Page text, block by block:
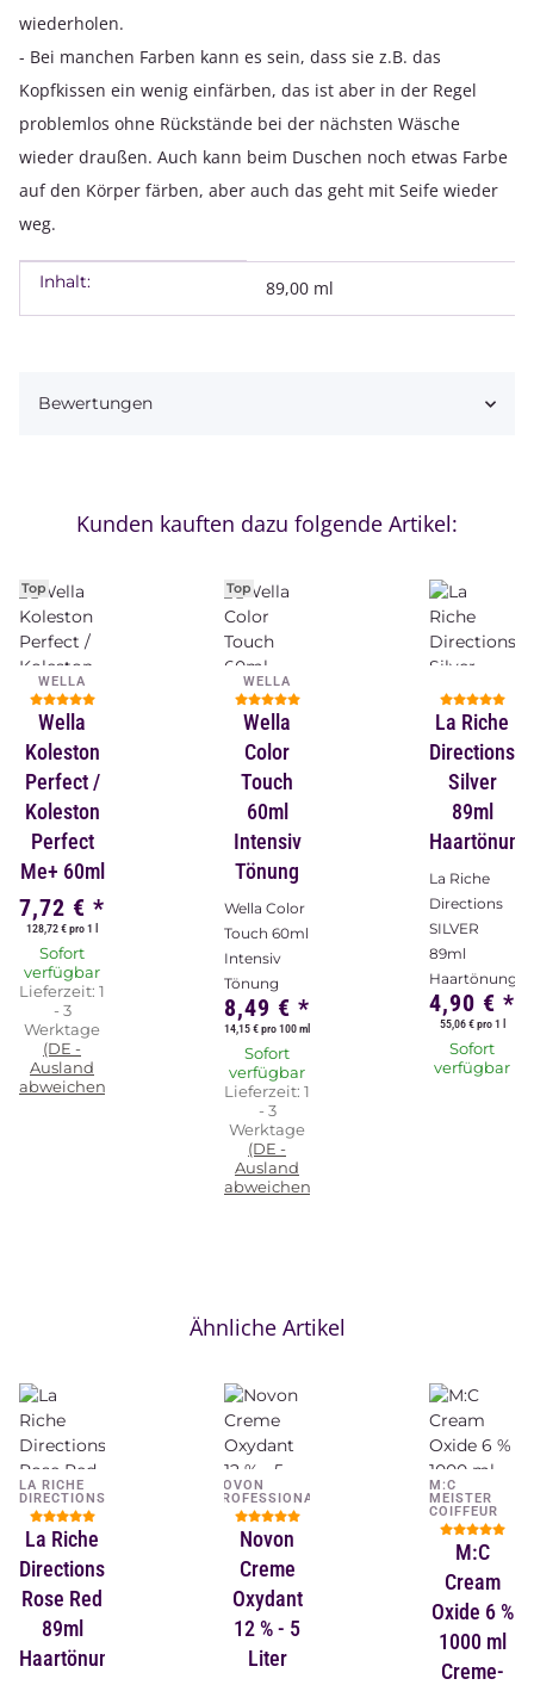
wiederholen.
- Bei manchen Farben kann es sein, dass sie z.B. das
Kopfkissen ein wenig einfärben, das ist aber in der Regel
problemlos ohne Rückstände bei der nächsten Wäsche
wieder draußen. Auch kann beim Duschen noch etwas Farbe
auf den Körper färben, aber auch das geht mit Seife wieder
weg.
Produkteigenschaft
Wert
Inhalt: 89,00 ml
Bewertungen
Kunden kauften dazu folgende Artikel:
Top
WELLA
Wella
Koleston
Perfect /
Koleston
Perfect
Me+ 60ml
7,72 € *
128,72 € pro 1 l
Sofort
verfügbar
Lieferzeit: 1
- 3
Werktage
(DE -
Ausland
abweichend)
Top
WELLA
Wella
Color
Touch
60ml
Intensiv
Tönung
Wella Color
Touch 60ml
Intensiv
Tönung
8,49 € *
14,15 € pro 100 ml
Sofort
verfügbar
Lieferzeit: 1
- 3
Werktage
(DE -
Ausland
abweichend)
La Riche
Directions
Silver
89ml
Haartönung
La Riche
Directions
SILVER
89ml
Haartönung
4,90 € *
55,06 € pro 1 l
Sofort
verfügbar
Ähnliche Artikel
LA RICHE
DIRECTIONS
La Riche
Directions
Rose Red
89ml
Haartönung
NOVON
PROFESSIONAL
Novon
Creme
Oxydant
12 % - 5
Liter
M:C
MEISTER
COIFFEUR
M:C
Cream
Oxide 6 %
1000 ml
Creme-